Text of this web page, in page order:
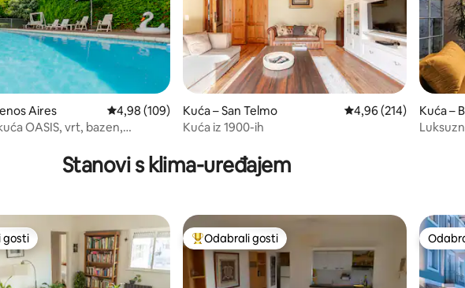
recenzija: 186
Aires Prosječna ocjena: 4,98/5, recenzija: 109
4,98 (109)
OASIS, vrt, bazen,
Kuća – San Telmo Prosječna ocjena:
4,96 (214)
Kuća iz 1900-ih
Kuća –
Stanovi s klima-uređajem
gosti
gosti Među najviše rangiranima s oznakom „Odabrali
Odabrali gosti